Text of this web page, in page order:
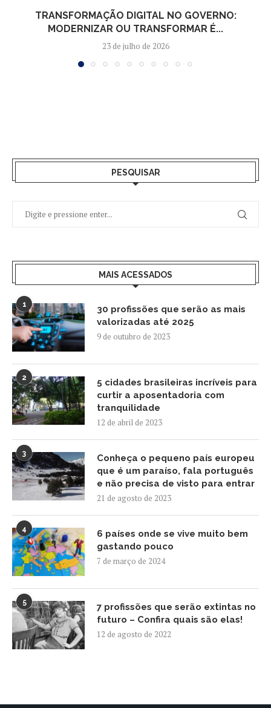
TRANSFORMAÇÃO DIGITAL NO GOVERNO:
MODERNIZAR OU TRANSFORMAR É...
23 de julho de 2026
PESQUISAR
MAIS ACESSADOS
1
30 profissões que serão as mais
valorizadas até 2025
9 de outubro de 2023
2
5 cidades brasileiras incríveis para
curtir a aposentadoria com
tranquilidade
12 de abril de 2023
3
Conheça o pequeno país europeu
que é um paraíso, fala português
e não precisa de visto para entrar
21 de agosto de 2023
4
6 países onde se vive muito bem
gastando pouco
7 de março de 2024
5
7 profissões que serão extintas no
futuro – Confira quais são elas!
12 de agosto de 2022